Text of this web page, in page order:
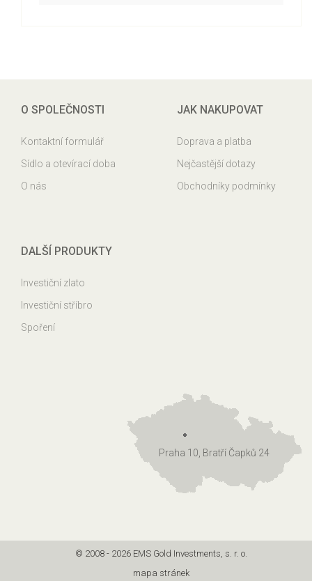
O SPOLEČNOSTI
Kontaktní formulář
Sídlo a otevírací doba
O nás
JAK NAKUPOVAT
Doprava a platba
Nejčastější dotazy
Obchodníky podmínky
DALŠÍ PRODUKTY
Investiční zlato
Investiční stříbro
Spoření
Praha 10, Bratří Čapků 24
© 2008 - 2026 EMS Gold Investments, s. r. o.
mapa stránek